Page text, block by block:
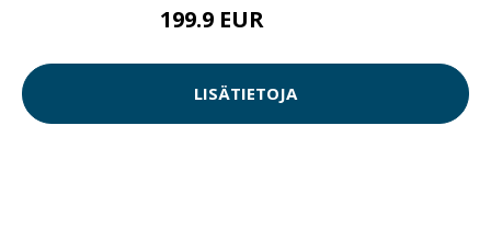
199.9 EUR
LISÄTIETOJA